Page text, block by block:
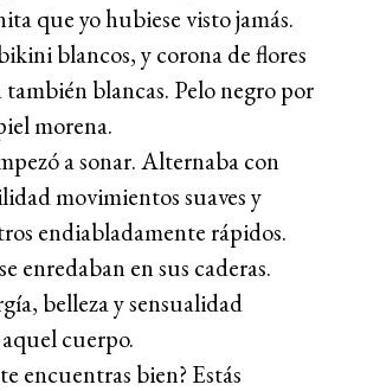
que yo hubiese visto jamás.
blancos, y corona de flores
también blancas. Pelo negro por
morena.
a sonar. Alternaba con
movimientos suaves y
endiabladamente rápidos.
enredaban en sus caderas.
belleza y sensualidad
cuerpo.
encuentras bien? Estás